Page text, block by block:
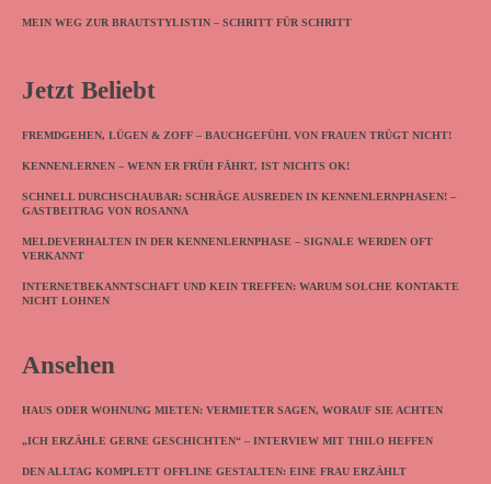
MEIN WEG ZUR BRAUTSTYLISTIN – SCHRITT FÜR SCHRITT
Jetzt Beliebt
FREMDGEHEN, LÜGEN & ZOFF – BAUCHGEFÜHL VON FRAUEN TRÜGT NICHT!
KENNENLERNEN – WENN ER FRÜH FÄHRT, IST NICHTS OK!
SCHNELL DURCHSCHAUBAR: SCHRÄGE AUSREDEN IN KENNENLERNPHASEN! –
GASTBEITRAG VON ROSANNA
MELDEVERHALTEN IN DER KENNENLERNPHASE – SIGNALE WERDEN OFT
VERKANNT
INTERNETBEKANNTSCHAFT UND KEIN TREFFEN: WARUM SOLCHE KONTAKTE
NICHT LOHNEN
Ansehen
HAUS ODER WOHNUNG MIETEN: VERMIETER SAGEN, WORAUF SIE ACHTEN
„ICH ERZÄHLE GERNE GESCHICHTEN“ – INTERVIEW MIT THILO HEFFEN
DEN ALLTAG KOMPLETT OFFLINE GESTALTEN: EINE FRAU ERZÄHLT